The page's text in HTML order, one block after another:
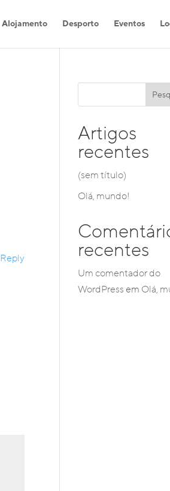
Alojamento Desporto Eventos
Reply
Artigos
recentes
(sem título)
Olá, mundo!
recentes
Um comentador do
WordPressem Olá,